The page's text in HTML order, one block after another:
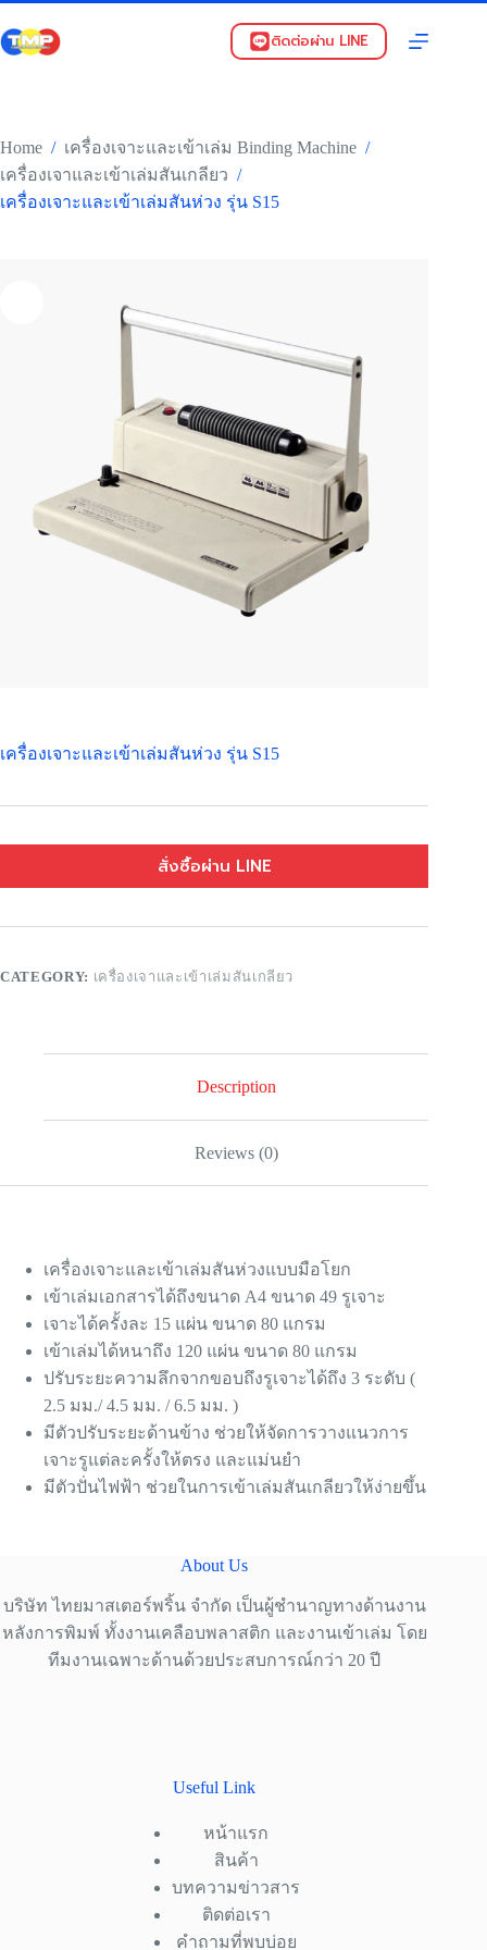
Skip
to
content
ติดต่อผ่าน LINE
Home / เครื่องเจาะและเข้าเล่ม Binding Machine /
เครื่องเจาและเข้าเล่มสันเกลียว /
เครื่องเจาะและเข้าเล่มสันห่วง รุ่น S15
เครื่องเจาะและเข้าเล่มสันห่วง รุ่น S15
สั่งซื้อผ่าน LINE
CATEGORY: เครื่องเจาและเข้าเล่มสันเกลียว
Description
Reviews (0)
เครื่องเจาะและเข้าเล่มสันห่วงแบบมือโยก
เข้าเล่มเอกสารได้ถึงขนาด A4 ขนาด 49 รูเจาะ
เจาะได้ครั้งละ 15 แผ่น ขนาด 80 แกรม
เข้าเล่มได้หนาถึง 120 แผ่น ขนาด 80 แกรม
ปรับระยะความลึกจากขอบถึงรูเจาะได้ถึง 3 ระดับ (
2.5 มม./ 4.5 มม. / 6.5 มม. )
มีตัวปรับระยะด้านข้าง ช่วยให้จัดการวางแนวการ
เจาะรูแต่ละครั้งให้ตรง และแม่นยำ
มีตัวปั่นไฟฟ้า ช่วยในการเข้าเล่มสันเกลียวให้ง่ายขึ้น
About Us
บริษัท ไทยมาสเตอร์พริ้น จำกัด เป็นผู้ชำนาญทางด้านงาน
หลังการพิมพ์ ทั้งงานเคลือบพลาสติก และงานเข้าเล่ม โดย
ทีมงานเฉพาะด้านด้วยประสบการณ์กว่า 20 ปี
Useful Link
หน้าแรก
สินค้า
บทความข่าวสาร
ติดต่อเรา
คำถามที่พบบ่อย